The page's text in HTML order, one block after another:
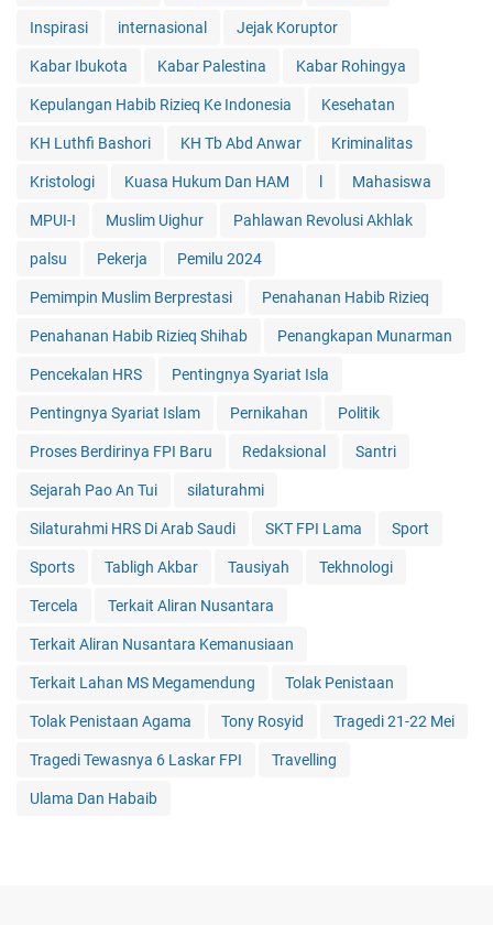
Inspirasi internasional Jejak Koruptor
Kabar Ibukota Kabar Palestina Kabar Rohingya
Kepulangan Habib Rizieq Ke Indonesia Kesehatan
KH Luthfi Bashori KH Tb Abd Anwar Kriminalitas
Kristologi Kuasa Hukum Dan HAM Mahasiswa
MPUI-I Muslim Uighur Pahlawan Revolusi Akhlak
palsu Pekerja Pemilu 2024
Pemimpin Muslim Berprestasi Penahanan Habib Rizieq
Penahanan Habib Rizieq Shihab Penangkapan Munarman
Pencekalan HRS Pentingnya Syariat Isla
Pentingnya Syariat Islam Pernikahan Politik
Proses Berdirinya FPI Baru Redaksional Santri
Sejarah Pao An Tui silaturahmi
Silaturahmi HRS Di Arab Saudi SKT FPI Lama Sport
Sports Tabligh Akbar Tausiyah Tekhnologi
Tercela Terkait Aliran Nusantara
Terkait Aliran Nusantara Kemanusiaan
Terkait Lahan MS Megamendung Tolak Penistaan
Tolak Penistaan Agama Tony Rosyid Tragedi 21-22 Mei
Tragedi Tewasnya 6 Laskar FPI Travelling
Ulama Dan Habaib